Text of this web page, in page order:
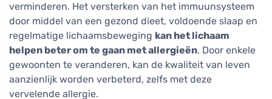
verminderen. Het versterken van het immuunsysteem
door middel van een gezond dieet, voldoende slaap en
regelmatige lichaamsbeweging kan het lichaam
helpen beter om te gaan met allergieën. Door enkele
gewoonten te veranderen, kan de kwaliteit van leven
aanzienlijk worden verbeterd, zelfs met deze
vervelende allergie.